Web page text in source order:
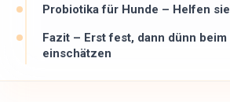
Probiotika für Hunde – Helfen
Fazit – Erst fest, dann dünn
einschätzen